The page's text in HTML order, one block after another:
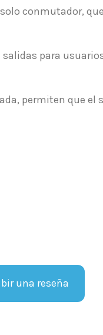
conmutador,
para
permiten que
una reseña